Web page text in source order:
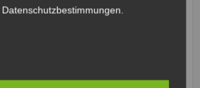
Jannick
Berger